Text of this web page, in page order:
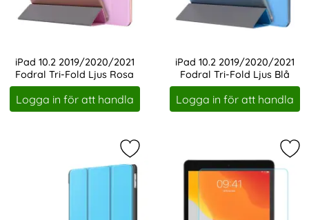
iPad 10.2 2019/2020/2021
Fodral Tri-Fold Ljus Rosa
Art. nr 1189
Logga in för att handla
iPad 10.2 2019/2020/2021
Fodral Tri-Fold Ljus Blå
Art. nr 1192
Logga in för att handla
Markera iPad 10.2 2019/2020/